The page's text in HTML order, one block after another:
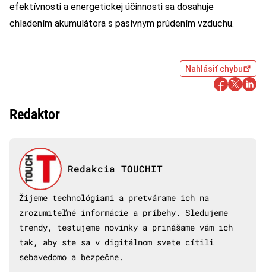
efektívnosti a energetickej účinnosti sa dosahuje
chladením akumulátora s pasívnym prúdením vzduchu.
Nahlásiť chybu
Redaktor
Redakcia TOUCHIT
Žijeme technológiami a pretvárame ich na
zrozumiteľné informácie a príbehy. Sledujeme
trendy, testujeme novinky a prinášame vám ich
tak, aby ste sa v digitálnom svete cítili
sebavedomo a bezpečne.